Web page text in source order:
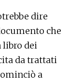
dire
che
libro dei
da trattati
a